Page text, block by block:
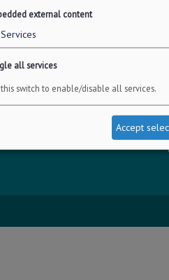
b
external content
Services
all services
this switch to enable/disable all services.
Accept